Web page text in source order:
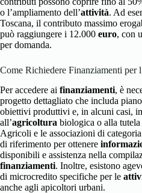
o l’ampliamento dell’attività. Ad
Toscana, il contributo massimo
può raggiungere i 12.000 euro, con
per domanda.
Come Richiedere Finanziamenti per
Per accedere ai finanziamenti, è
progetto dettagliato che includa
obiettivi produttivi e, in alcuni casi,
all’agricoltura biologica o alla
Agricoli e le associazioni di
di riferimento per ottenere
disponibili e assistenza nella
finanziamenti. Inoltre, esistono
di microcredito specifiche per le
anche agli apicoltori urbani.